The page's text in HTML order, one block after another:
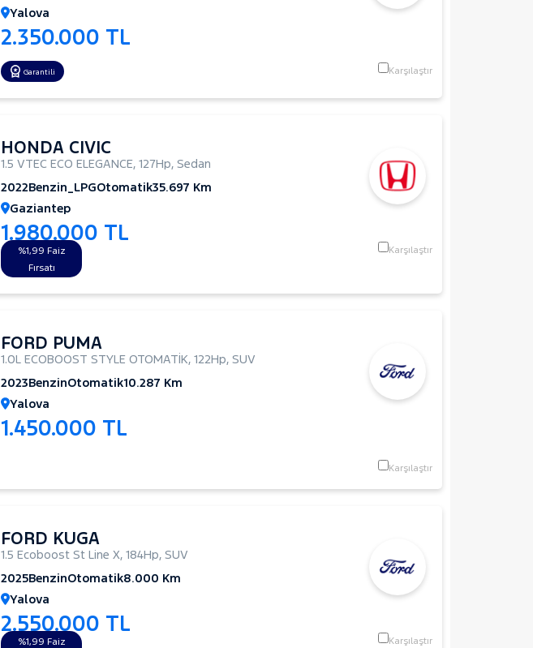
Yalova
2.350.000 TL
Garantili Karşılaştır
HONDA CIVIC
1.5 VTEC ECO ELEGANCE, 127Hp, Sedan
2022Benzin_LPGOtomatik35.697 Km
Gaziantep
1.980.000 TL
%1,99 Faiz
Fırsatı
Karşılaştır
FORD PUMA
1.0L ECOBOOST STYLE OTOMATİK, 122Hp, SUV
2023BenzinOtomatik10.287 Km
Yalova
1.450.000 TL
Karşılaştır
FORD KUGA
1.5 Ecoboost St Line X, 184Hp, SUV
2025BenzinOtomatik8.000 Km
Yalova
2.550.000 TL
%1,99 Faiz Karşılaştır